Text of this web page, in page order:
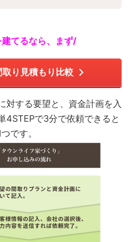
てるなら、まず/
り見積もり比較
対する要望と、資金計画を入
4STEPで3分で依頼できると
です。